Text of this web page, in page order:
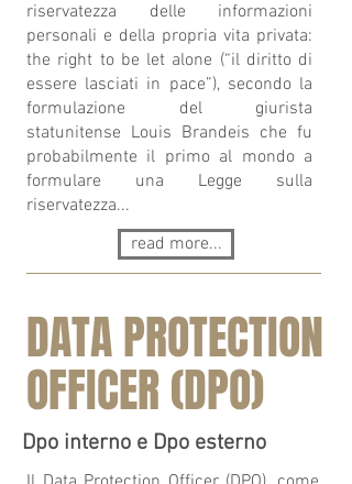
riservatezza delle informazioni
personali e della propria vita privata:
the right to be let alone (“il diritto di
essere lasciati in pace”), secondo la
formulazione del giurista
statunitense Louis Brandeis che fu
probabilmente il primo al mondo a
formulare una Legge sulla
riservatezza...
DATA PROTECTION
OFFICER (DPO)
read more...
Dpo interno e Dpo esterno